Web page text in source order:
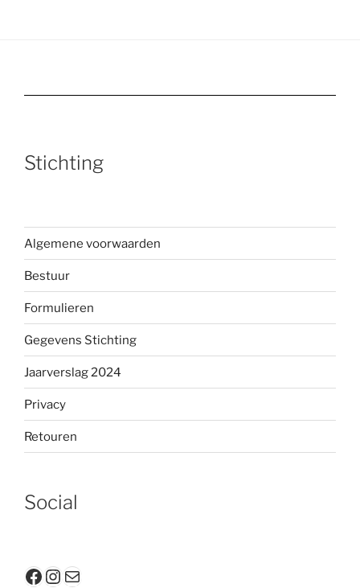
Stichting
Algemene voorwaarden
Bestuur
Formulieren
Gegevens Stichting
Jaarverslag 2024
Privacy
Retouren
Social
Facebook
Instagram
E-mail